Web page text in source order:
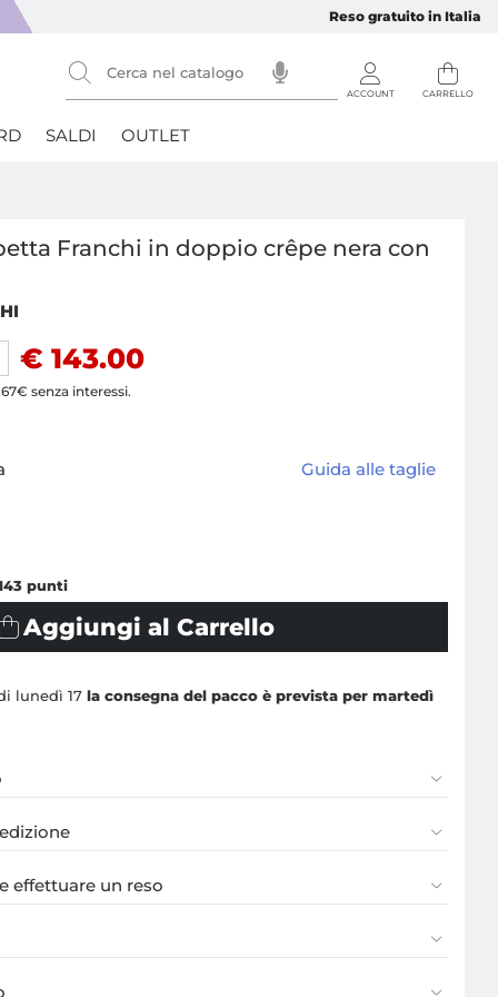
Reso gratuito in Italia
SALDI OUTLET
Franchi in doppio crêpe nera con
€ 143.00
senza interessi.
Guida alle taglie
punti
Aggiungi al Carrello
lunedì 17la consegna del pacco è prevista per martedì
effettuare un reso